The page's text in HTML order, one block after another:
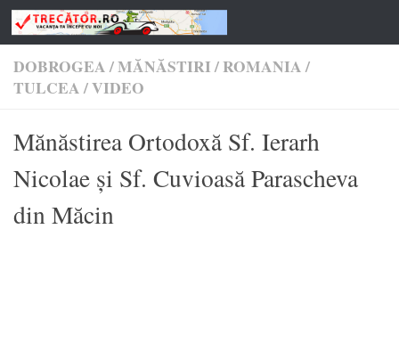
Skip to content
DOBROGEA/MĂNĂSTIRI/ROMANIA/
TULCEA/VIDEO
Mănăstirea Ortodoxă Sf. Ierarh
Nicolae și Sf. Cuvioasă Parascheva
din Măcin